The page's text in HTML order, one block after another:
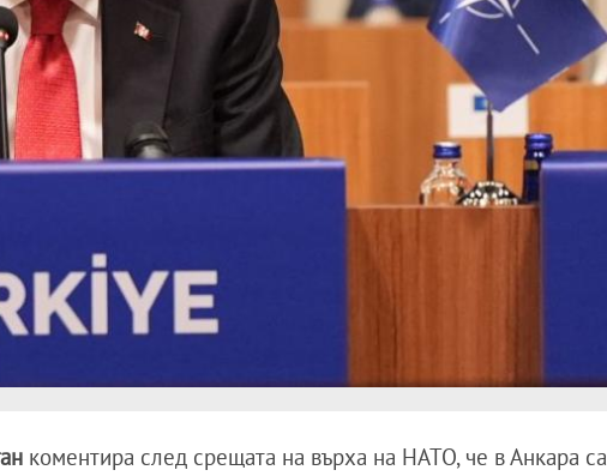
коментира след срещата на върха на НАТО, че в Анкара са